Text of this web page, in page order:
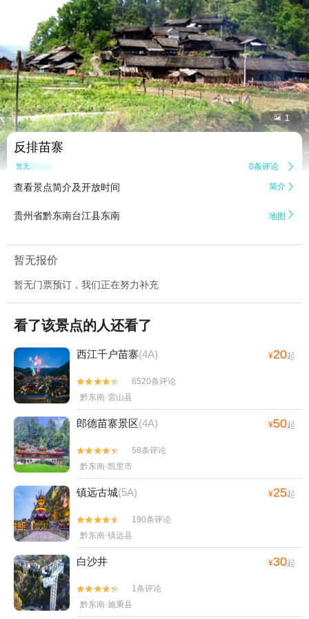
 1
反排苗寨
暂无点评 0条评论 
查看景点简介及开放时间 简介 
贵州省黔东南台江县东南 地图 
暂无报价
暂无门票预订，我们正在努力补充
看了该景点的人还看了
西江千户苗寨(4A) ¥20起


6520条评论
黔东南·雷山县
郎德苗寨景区(4A) ¥50起


58条评论
黔东南·凯里市
镇远古城(5A) ¥25起


190条评论
黔东南·镇远县
白沙井 ¥30起


1条评论
黔东南·施秉县